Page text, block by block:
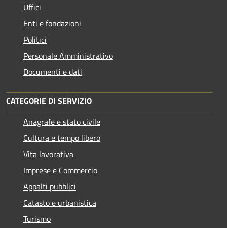
Uffici
Enti e fondazioni
Politici
Personale Amministrativo
Documenti e dati
CATEGORIE DI SERVIZIO
Anagrafe e stato civile
Cultura e tempo libero
Vita lavorativa
Imprese e Commercio
Appalti pubblici
Catasto e urbanistica
Turismo